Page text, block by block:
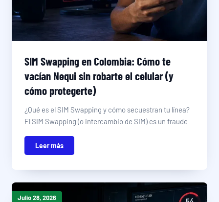
SIM Swapping en Colombia: Cómo te
vacían Nequi sin robarte el celular (y
cómo protegerte)
¿Qué es el SIM Swapping y cómo secuestran tu línea?
El SIM Swapping (o intercambio de SIM) es un fraude
Leer más
Julio 28, 2026